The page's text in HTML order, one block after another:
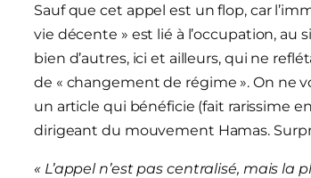
Sauf que cet appel est un flop, car
vie décente » est lié à l’occupation,
bien d’autres, ici et ailleurs, qui ne
de « changement de régime ». On ne
un article qui bénéficie (fait rarissime
dirigeant du mouvement Hamas.
« L’appel n’est pas centralisé, mais